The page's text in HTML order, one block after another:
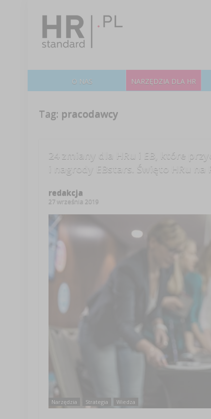
O NAS NARZĘDZIA DLA HR
Tag: pracodawcy
24 zmiany dla HRu i EB, które
i nagrody EBstars. Święto HRu na
redakcja
27 września 2019
Narzędzia Strategia Wiedza